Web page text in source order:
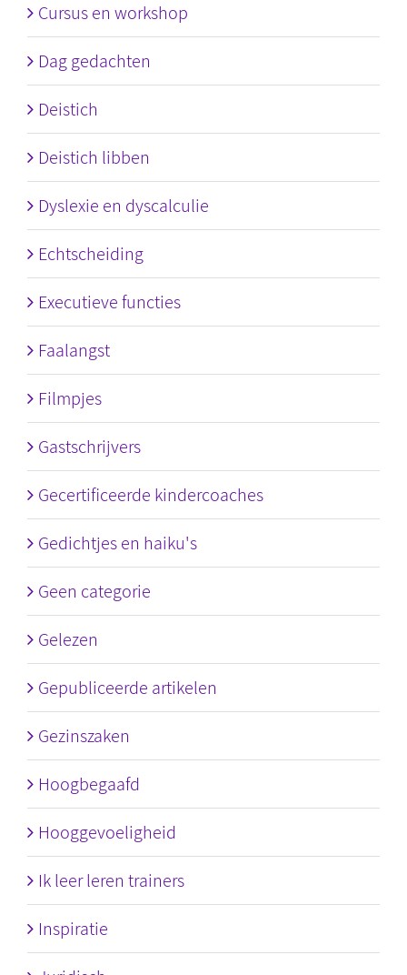
Cursus en workshop
Dag gedachten
Deistich
Deistich libben
Dyslexie en dyscalculie
Echtscheiding
Executieve functies
Faalangst
Filmpjes
Gastschrijvers
Gecertificeerde kindercoaches
Gedichtjes en haiku's
Geen categorie
Gelezen
Gepubliceerde artikelen
Gezinszaken
Hoogbegaafd
Hooggevoeligheid
Ik leer leren trainers
Inspiratie